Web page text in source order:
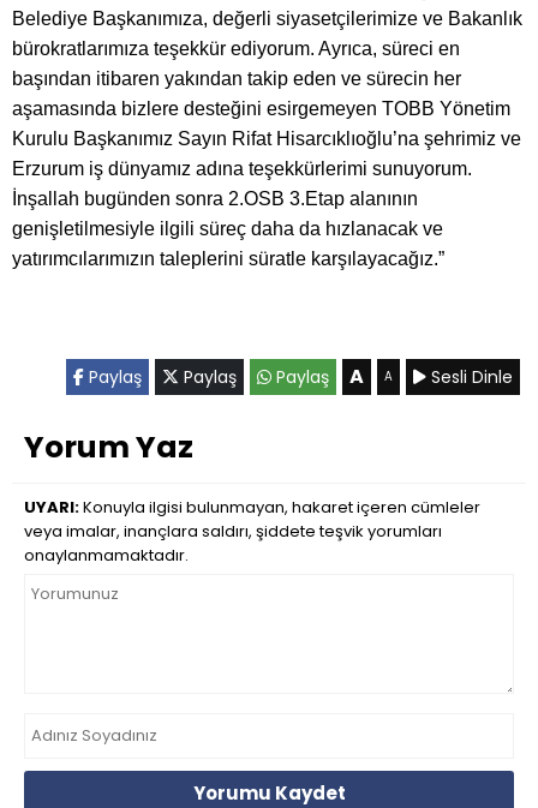
Belediye Başkanımıza, değerli siyasetçilerimize ve Bakanlık
bürokratlarımıza teşekkür ediyorum. Ayrıca, süreci en
başından itibaren yakından takip eden ve sürecin her
aşamasında bizlere desteğini esirgemeyen TOBB Yönetim
Kurulu Başkanımız Sayın Rifat Hisarcıklıoğlu’na şehrimiz ve
Erzurum iş dünyamız adına teşekkürlerimi sunuyorum.
İnşallah bugünden sonra 2.OSB 3.Etap alanının
genişletilmesiyle ilgili süreç daha da hızlanacak ve
yatırımcılarımızın taleplerini süratle karşılayacağız.”
Paylaş Paylaş Paylaş A A Sesli Dinle
Yorum Yaz
UYARI:Konuyla ilgisi bulunmayan, hakaret içeren cümleler
veya imalar, inançlara saldırı, şiddete teşvik yorumları
onaylanmamaktadır.
Yorumu Kaydet